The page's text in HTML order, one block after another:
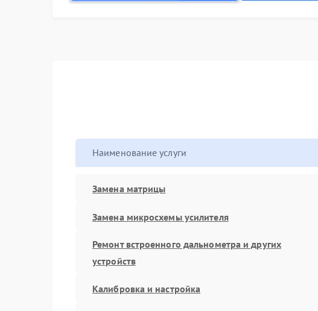
Наименование услуги
Замена матрицы
Замена микросхемы усилителя
Ремонт встроенного дальнометра и других
устройств
Калибровка и настройка